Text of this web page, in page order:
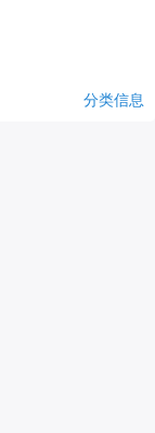
分类信息